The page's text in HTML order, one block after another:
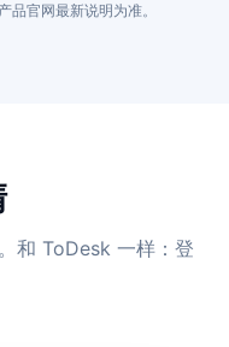
官网最新说明为准。
和 ToDesk 一样：登